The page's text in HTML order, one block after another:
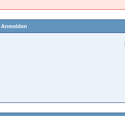
Anmelden